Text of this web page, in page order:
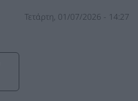
Τετάρτη, 01/07/2026 - 14:27